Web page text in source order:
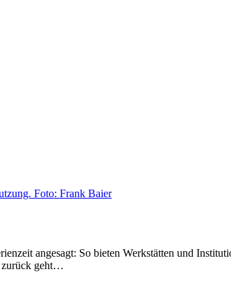
angesagt: So bieten Werkstätten und
zurück geht…